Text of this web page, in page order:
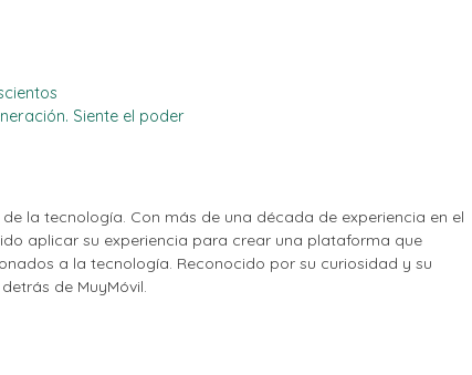
Siente el poder
la tecnología. Con más de una década de experiencia en el
aplicar su experiencia para crear una plataforma que
a la tecnología. Reconocido por su curiosidad y su
de MuyMóvil.